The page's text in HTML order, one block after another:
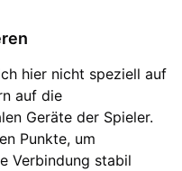
hier nicht speziell auf
auf die
Geräte der Spieler.
Punkte, um
Verbindung stabil